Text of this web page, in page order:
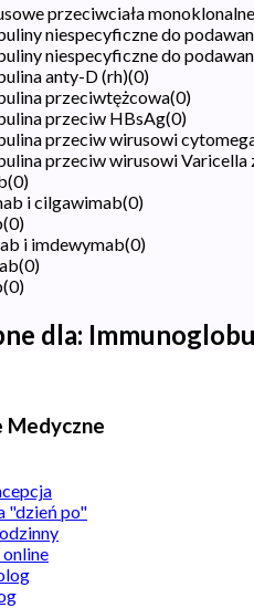
przeciwciała monoklonalne
niespecyficzne do
niespecyficzne do
anty-D (rh)(0)
przeciwtężcowa(0)
przeciw HBsAg(0)
przeciw wirusowi
przeciw wirusowi Varicella
(0)
i cilgawimab(0)
(0)
i imdewymab(0)
(0)
(0)
dla:
Medyczne
"dzień po"
online